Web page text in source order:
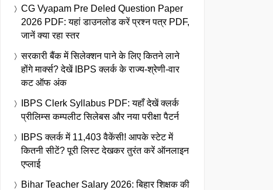
CG Vyapam Pre Deled Question Paper
2026 PDF: यहां डाउनलोड करें प्रश्न पत्र PDF,
जानें क्या रहा स्तर
सरकारी बैंक में सिलेक्शन पाने के लिए कितने लाने
होंगे मार्क्स? देखें IBPS क्लर्क के राज्य-श्रेणी-वार
कट ऑफ अंक
IBPS Clerk Syllabus PDF: यहाँ देखें क्लर्क
प्रीलिम्स कम्पलीट सिलेबस और नया परीक्षा पैटर्न
IBPS क्लर्क में 11,403 वैकेंसी! आपके स्टेट में
कितनी सीटें? पूरी लिस्ट देखकर तुरंत करें ऑनलाइन
एप्लाई
Bihar Teacher Salary 2026: बिहार शिक्षक की